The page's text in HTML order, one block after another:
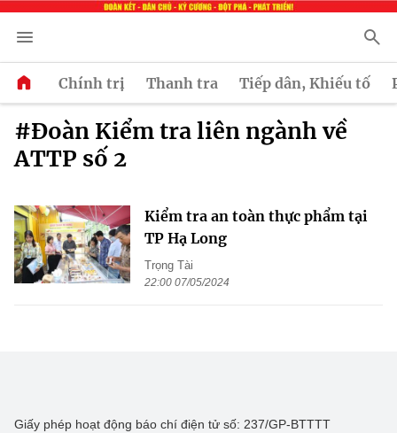
Chính trị Thanh tra Tiếp dân, Khiếu tố
#Đoàn Kiểm tra liên ngành về
ATTP số 2
Kiểm tra an toàn thực phẩm tại
TP Hạ Long
Trọng Tài
22:00 07/05/2024
Giấy phép hoạt động báo chí điện tử số: 237/GP-BTTTT